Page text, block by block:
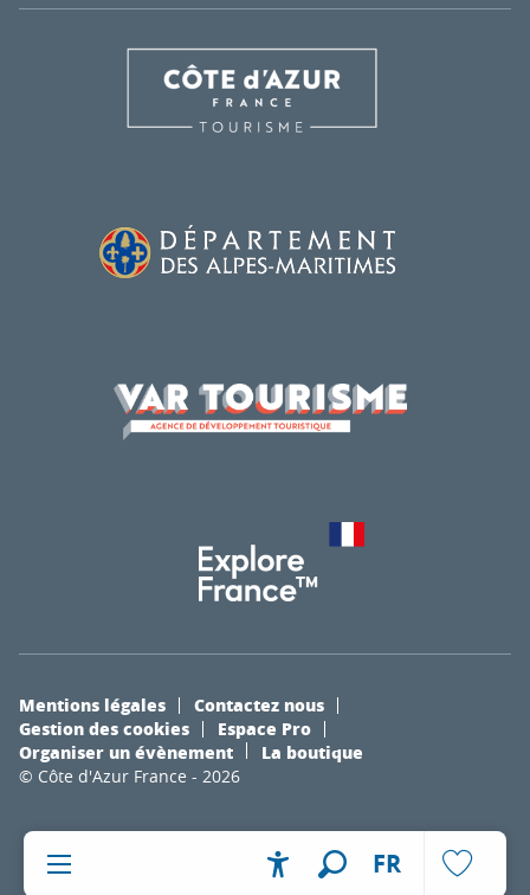
FR
© Côte d'Azur France - 2026
Mentions légales
Contactez nous
Gestion des cookies
Espace Pro
Organiser un évènement
La boutique